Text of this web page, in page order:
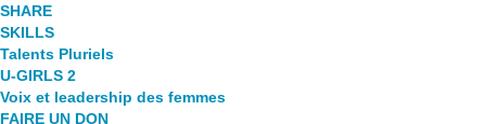
SHARE
SKILLS
Talents Pluriels
U-GIRLS 2
Voix et leadership des femmes
FAIRE UN DON